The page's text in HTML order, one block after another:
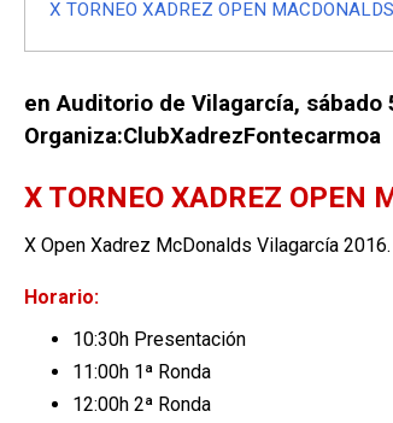
X TORNEO XADREZ OPEN
en Auditorio de Vilagarcía,
Organiza:ClubXadrezFontecarmoa
X TORNEO XADREZ OPEN
X Open Xadrez McDonalds Vilagarcía
Horario:
10:30h Presentación
11:00h 1ª Ronda
12:00h 2ª Ronda